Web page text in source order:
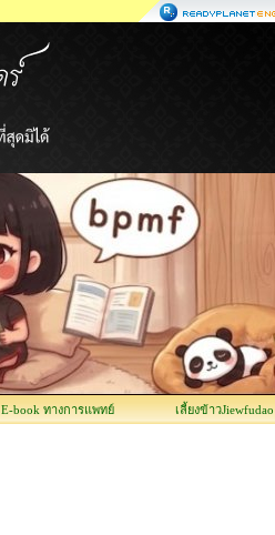
E-book ทางการแพทย์ เลี้ยงข้าวJiewfudao